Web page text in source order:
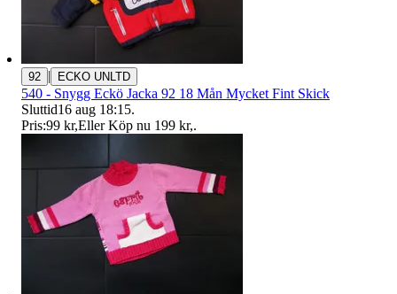
92 | ECKO UNLTD
540 - Snygg Eckö Jacka 92 18 Mån Mycket Fint Skick
Sluttid16 aug 18:15.
Pris:99 kr,Eller Köp nu 199 kr,.